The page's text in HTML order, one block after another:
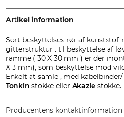
Artikel information
Sort beskyttelses-rør af kunststof-
gitterstruktur , til beskyttelse af
ramme ( 30 X 30 mm ) er der
X 3 mm), som beskyttelse mod
Enkelt at samle , med
Tonkin stokke eller Akazie stokke.
Producentens kontaktinformation